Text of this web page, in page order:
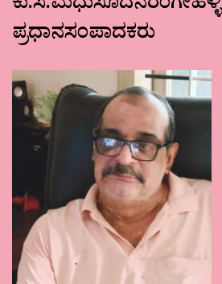
ಪ್ರಧಾನಸಂಪಾದಕರು